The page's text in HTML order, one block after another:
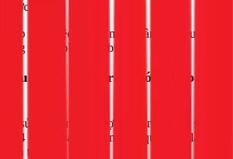
nước.
hợp này, việc cắt bỏ một phần tủ, điều
là giải pháp bắt buộc.
thuật cần kiểm tra trước khi bắt
sửa, một người thợ chuyên nghiệp sẽ
4 yếu tố sau để đảm bảo quá trình lắp
an toàn.